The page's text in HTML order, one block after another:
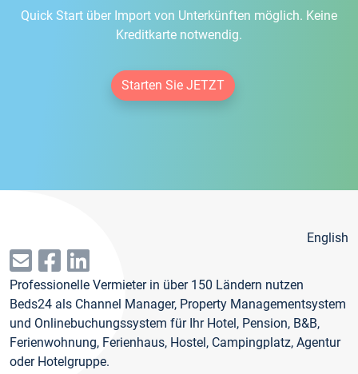
Quick Start über Import von Unterkünften möglich. Keine
Kreditkarte notwendig.
Starten Sie JETZT
English
Professionelle Vermieter in über 150 Ländern nutzen
Beds24 als Channel Manager, Property Managementsystem
und Onlinebuchungssystem für Ihr Hotel, Pension, B&B,
Ferienwohnung, Ferienhaus, Hostel, Campingplatz, Agentur
oder Hotelgruppe.